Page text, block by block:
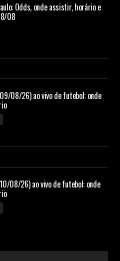
Odds, onde assistir, horário e
08
08/26) ao vivo de futebol: onde
08/26) ao vivo de futebol: onde